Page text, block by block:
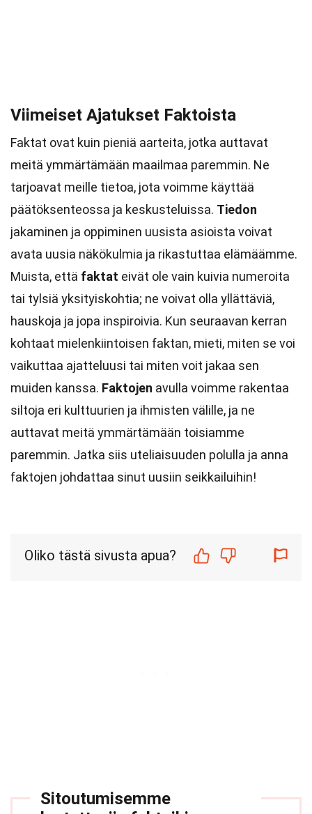
Viimeiset Ajatukset Faktoista
Faktat ovat kuin pieniä aarteita, jotka auttavat
meitä ymmärtämään maailmaa paremmin. Ne
tarjoavat meille tietoa, jota voimme käyttää
päätöksenteossa ja keskusteluissa. Tiedon
jakaminen ja oppiminen uusista asioista voivat
avata uusia näkökulmia ja rikastuttaa elämäämme.
Muista, että faktat eivät ole vain kuivia numeroita
tai tylsiä yksityiskohtia; ne voivat olla yllättäviä,
hauskoja ja jopa inspiroivia. Kun seuraavan kerran
kohtaat mielenkiintoisen faktan, mieti, miten se voi
vaikuttaa ajatteluusi tai miten voit jakaa sen
muiden kanssa. Faktojen avulla voimme rakentaa
siltoja eri kulttuurien ja ihmisten välille, ja ne
auttavat meitä ymmärtämään toisiamme
paremmin. Jatka siis uteliaisuuden polulla ja anna
faktojen johdattaa sinut uusiin seikkailuihin!
Oliko tästä sivusta apua?
Sitoutumisemme